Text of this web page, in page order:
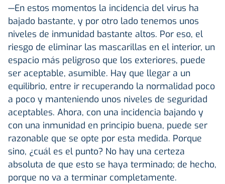
—En estos momentos la incidencia del virus ha
bajado bastante, y por otro lado tenemos unos
niveles de inmunidad bastante altos. Por eso, el
riesgo de eliminar las mascarillas en el interior, un
espacio más peligroso que los exteriores, puede
ser aceptable, asumible. Hay que llegar a un
equilibrio, entre ir recuperando la normalidad poco
a poco y manteniendo unos niveles de seguridad
aceptables. Ahora, con una incidencia bajando y
con una inmunidad en principio buena, puede ser
razonable que se opte por esta medida. Porque
sino, ¿cuál es el punto? No hay una certeza
absoluta de que esto se haya terminado; de hecho,
porque no va a terminar completamente.